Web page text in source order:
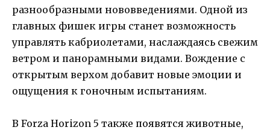
разнообразными нововведениями. Одной из
главных фишек игры станет возможность
управлять кабриолетами, наслаждаясь свежим
ветром и панорамными видами. Вождение с
открытым верхом добавит новые эмоции и
ощущения к гоночным испытаниям.
В Forza Horizon 5 также появятся животные,